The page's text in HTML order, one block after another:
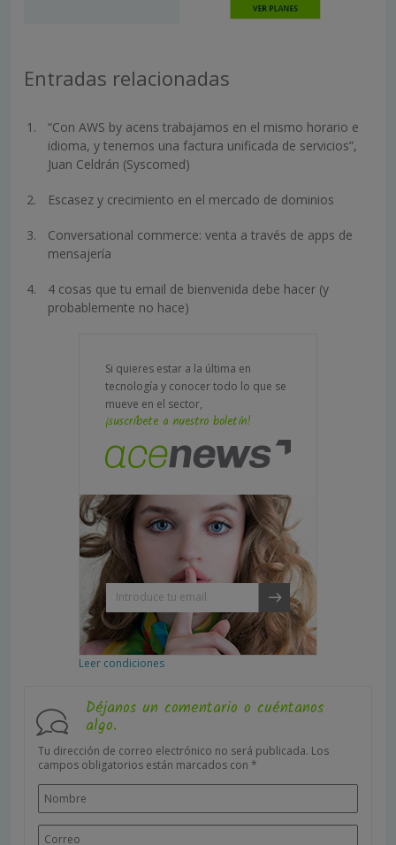
Entradas relacionadas
“Con AWS by acens trabajamos en el mismo horario e
idioma, y tenemos una factura unificada de servicios”,
Juan Celdrán (Syscomed)
Escasez y crecimiento en el mercado de dominios
Conversational commerce: venta a través de apps de
mensajería
4 cosas que tu email de bienvenida debe hacer (y
probablemente no hace)
Si quieres estar a la última en
tecnología y conocer todo lo que se
mueve en el sector,
¡suscríbete a nuestro boletín!
Leer condiciones
Déjanos un comentario o cuéntanos
algo.
Tu dirección de correo electrónico no será publicada. Los
campos obligatorios están marcados con *